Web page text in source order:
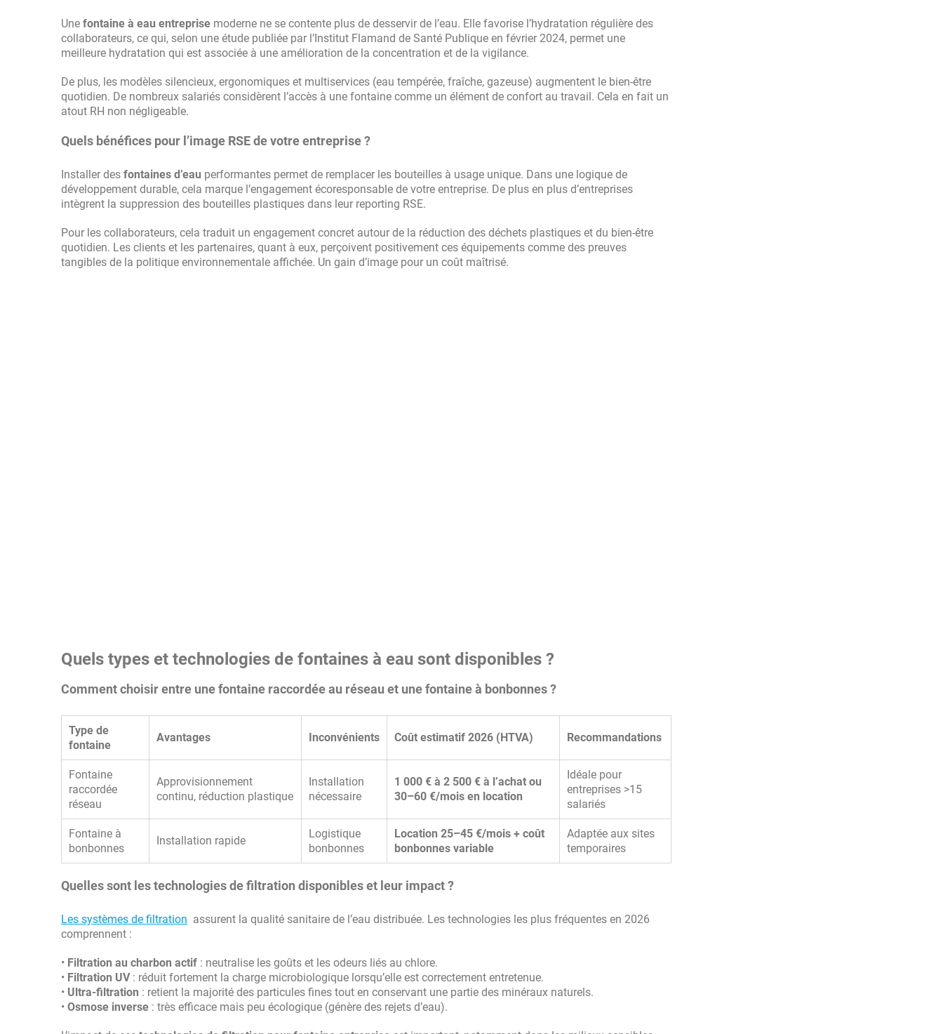
Une fontaine à eau entreprise moderne ne se contente plus de desservir de l’eau. Elle favorise l’hydratation régulière des
collaborateurs, ce qui, selon une étude publiée par l’Institut Flamand de Santé Publique en février 2024, permet une
meilleure hydratation qui est associée à une amélioration de la concentration et de la vigilance.
De plus, les modèles silencieux, ergonomiques et multiservices (eau tempérée, fraîche, gazeuse) augmentent le bien-être
quotidien. De nombreux salariés considèrent l’accès à une fontaine comme un élément de confort au travail. Cela en fait un
atout RH non négligeable.
Quels bénéfices pour l’image RSE de votre entreprise ?
Installer des fontaines d’eau performantes permet de remplacer les bouteilles à usage unique. Dans une logique de
développement durable, cela marque l’engagement écoresponsable de votre entreprise. De plus en plus d’entreprises
intègrent la suppression des bouteilles plastiques dans leur reporting RSE.
Pour les collaborateurs, cela traduit un engagement concret autour de la réduction des déchets plastiques et du bien-être
quotidien. Les clients et les partenaires, quant à eux, perçoivent positivement ces équipements comme des preuves
tangibles de la politique environnementale affichée. Un gain d’image pour un coût maîtrisé.
Quels types et technologies de fontaines à eau sont disponibles ?
Comment choisir entre une fontaine raccordée au réseau et une fontaine à bonbonnes ?
Type de
fontaine
Avantages Inconvénients Coût estimatif 2026 (HTVA) Recommandations
Fontaine
raccordée
réseau
Approvisionnement
continu, réduction plastique
Installation
nécessaire
1 000 € à 2 500 € à l’achat ou
30–60 €/mois en location
Idéale pour
entreprises >15
salariés
Fontaine à
bonbonnes
Installation rapide
Logistique
bonbonnes
Location 25–45 €/mois + coût
bonbonnes variable
Adaptée aux sites
temporaires
Quelles sont les technologies de filtration disponibles et leur impact ?
Les systèmes de filtration assurent la qualité sanitaire de l’eau distribuée. Les technologies les plus fréquentes en 2026
comprennent :
• Filtration au charbon actif : neutralise les goûts et les odeurs liés au chlore.
• Filtration UV: réduit fortement la charge microbiologique lorsqu’elle est correctement entretenue.
• Ultra-filtration : retient la majorité des particules fines tout en conservant une partie des minéraux naturels.
• Osmose inverse : très efficace mais peu écologique (génère des rejets d’eau).